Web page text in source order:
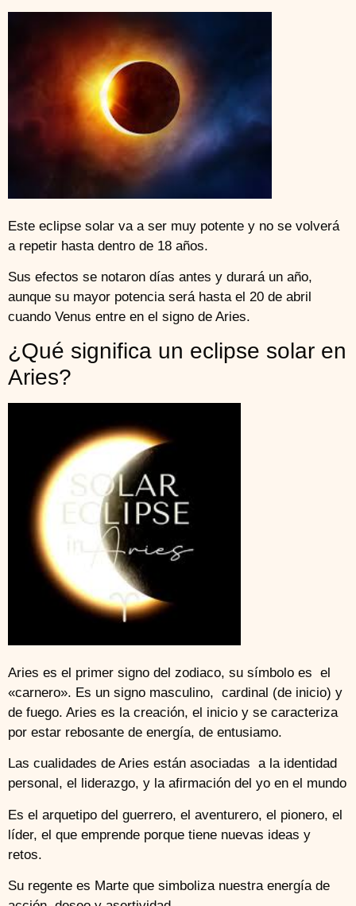
Este eclipse solar va a ser muy potente y no se volverá
a repetir hasta dentro de 18 años.
Sus efectos se notaron días antes y durará un año,
aunque su mayor potencia será hasta el 20 de abril
cuando Venus entre en el signo de Aries.
¿Qué significa un eclipse solar en
Aries?
Aries es el primer signo del zodiaco, su símbolo es el
«carnero». Es un signo masculino, cardinal (de inicio) y
de fuego. Aries es la creación, el inicio y se caracteriza
por estar rebosante de energía, de entusiamo.
Las cualidades de Aries están asociadas a la identidad
personal, el liderazgo, y la afirmación del yo en el mundo
Es el arquetipo del guerrero, el aventurero, el pionero, el
líder, el que emprende porque tiene nuevas ideas y
retos.
Su regente es Marte que simboliza nuestra energía de